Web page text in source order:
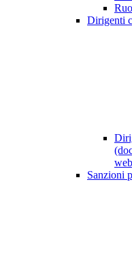
Dirigenti
Sanzioni